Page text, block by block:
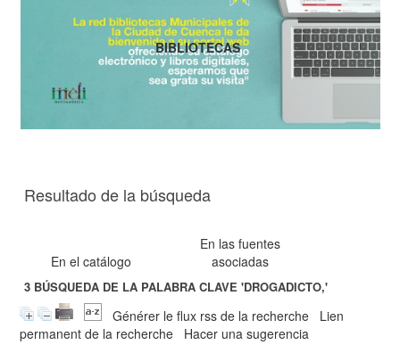
Resultado de la búsqueda
En el catálogo
En las fuentes
asociadas
3 BÚSQUEDA DE LA PALABRA CLAVE'DROGADICTO,'
Générer le flux rss de la recherche
Lien
permanent de la recherche
Hacer una sugerencia
BIBLIOTECAS